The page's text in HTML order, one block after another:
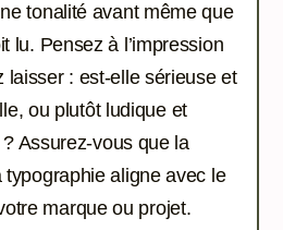
tonalité avant même que
lu. Pensez à l’impression
laisser : est-elle sérieuse et
ou plutôt ludique et
Assurez-vous que la
typographie aligne avec le
marque ou projet.